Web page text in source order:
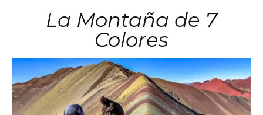
La Montaña de 7
Colores